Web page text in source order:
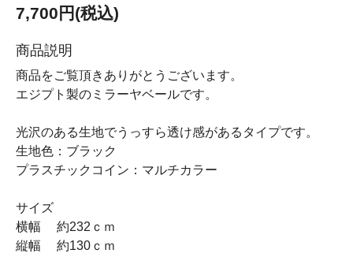
7,700円(税込)
商品説明
商品をご覧頂きありがとうございます。
エジプト製のミラーヤベールです。
光沢のある生地でうっすら透け感があるタイプです。
生地色：ブラック
プラスチックコイン：マルチカラー
サイズ
横幅 約232ｃｍ
縦幅 約130ｃｍ